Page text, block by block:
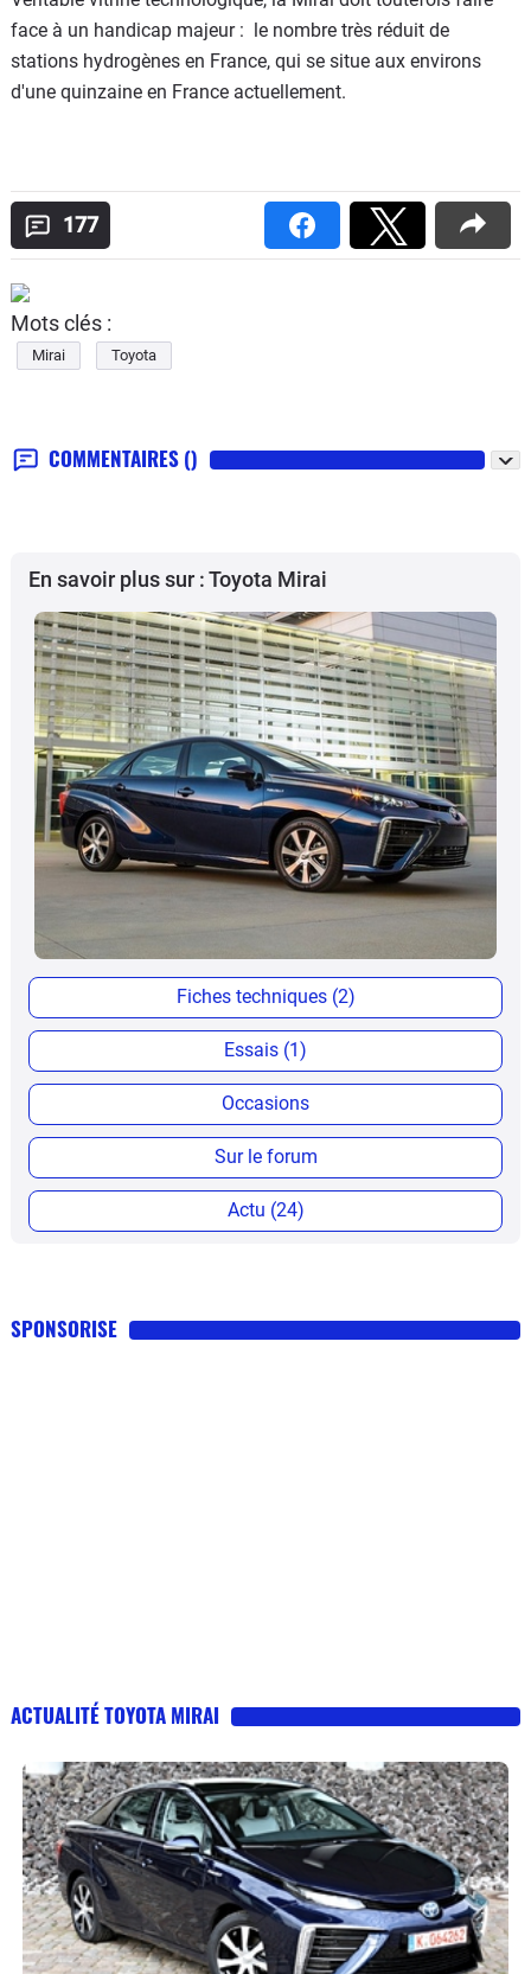
face à un handicap majeur : le nombre très réduit de
stations hydrogènes en France, qui se situe aux environs
d'une quinzaine en France actuellement.
177
Mots clés :
Mirai Toyota
COMMENTAIRES ()
En savoir plus sur : Toyota Mirai
Fiches techniques (2)
Essais (1)
Occasions
Sur le forum
Actu (24)
SPONSORISE
ACTUALITÉ TOYOTA MIRAI